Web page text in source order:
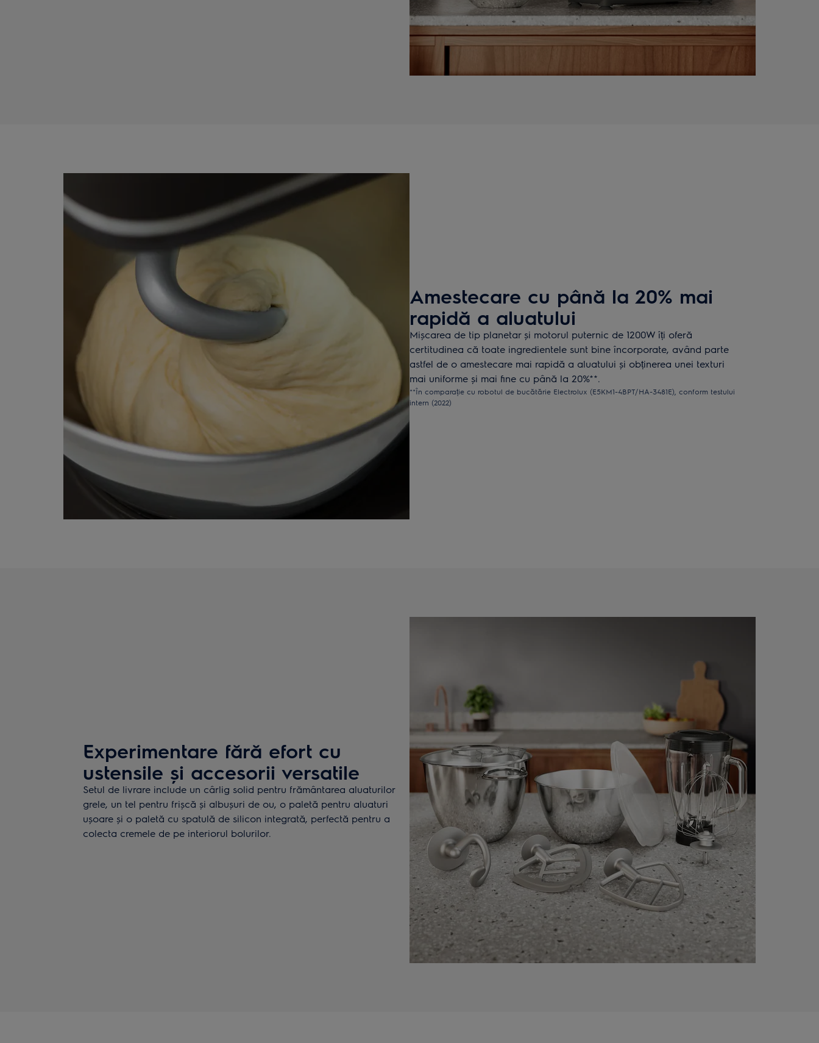
Amestecare cu până la 20% mai
rapidă a aluatului
Mișcarea de tip planetar și motorul puternic de 1200W îți oferă
certitudinea că toate ingredientele sunt bine încorporate, având parte
astfel de o amestecare mai rapidă a aluatului și obținerea unei texturi
mai uniforme și mai fine cu până la 20%**.
**În comparație cu robotul de bucătărie Electrolux (E5KM1-4BPT/HA-3481E), conform testului
intern (2022)
Experimentare fără efort cu
ustensile și accesorii versatile
Setul de livrare include un cârlig solid pentru frământarea aluaturilor
grele, un tel pentru frișcă și albușuri de ou, o paletă pentru aluaturi
ușoare și o paletă cu spatulă de silicon integrată, perfectă pentru a
colecta cremele de pe interiorul bolurilor.